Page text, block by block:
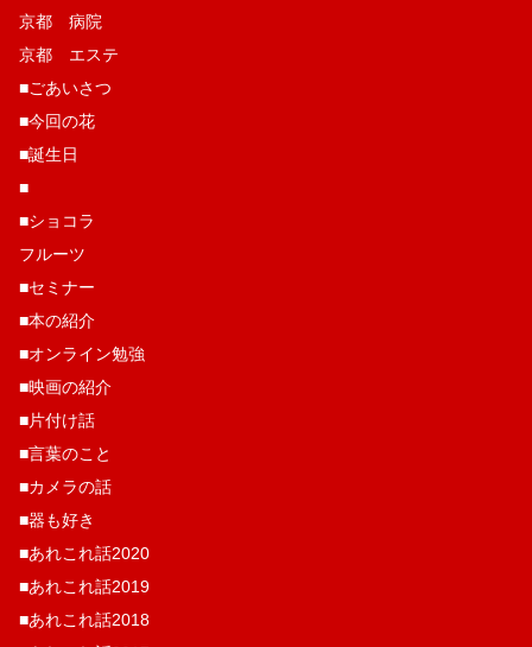
京都 病院
京都 エステ
■ごあいさつ
■今回の花
■誕生日
■
■ショコラ
フルーツ
■セミナー
■本の紹介
■オンライン勉強
■映画の紹介
■片付け話
■言葉のこと
■カメラの話
■器も好き
■あれこれ話2020
■あれこれ話2019
■あれこれ話2018